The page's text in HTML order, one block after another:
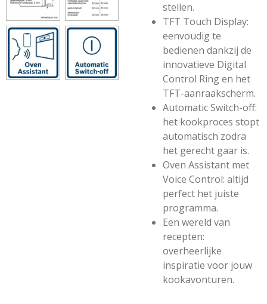
stellen.
TFT Touch Display:
eenvoudig te
bedienen dankzij de
innovatieve Digital
Control Ring en het
TFT-aanraakscherm.
Automatic Switch-off:
het kookproces stopt
automatisch zodra
het gerecht gaar is.
Oven Assistant met
Voice Control: altijd
perfect het juiste
programma.
Een wereld van
recepten:
overheerlijke
inspiratie voor jouw
kookavonturen.